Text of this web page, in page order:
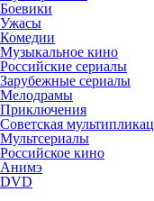
Боевики
Ужасы
Комедии
Музыкальное кино
Российские сериалы
Зарубежные сериалы
Мелодрамы
Приключения
Советская
Мультсериалы
Российское кино
Анимэ
DVD